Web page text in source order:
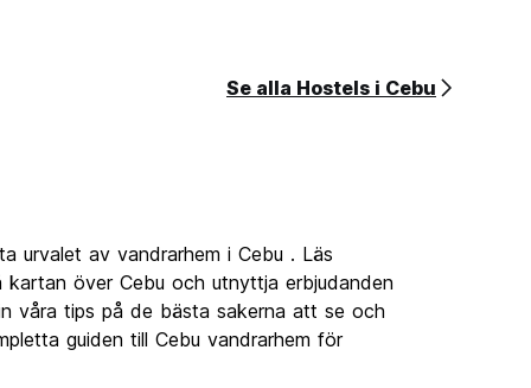
Se alla Hostels i Cebu
urvalet av vandrarhem i Cebu . Läs
kartan över Cebu och utnyttja erbjudanden
våra tips på de bästa sakerna att se och
guiden till Cebu vandrarhem för